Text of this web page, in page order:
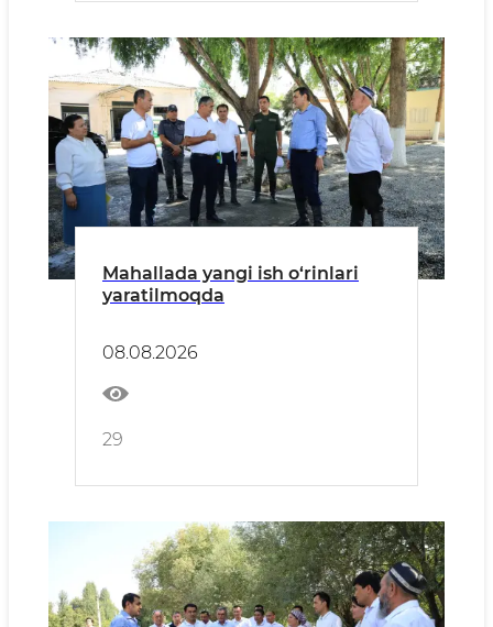
Mahallada yangi ish o‘rinlari
yaratilmoqda
08.08.2026
29